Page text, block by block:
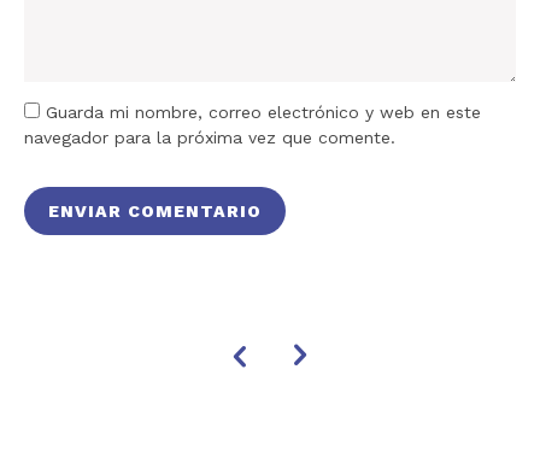
Guarda mi nombre, correo electrónico y web en este
navegador para la próxima vez que comente.